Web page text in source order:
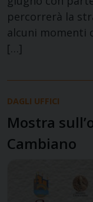
percorrerà la
alcuni momenti
[…]
DAGLI UFFICI
Mostra
Cambiano